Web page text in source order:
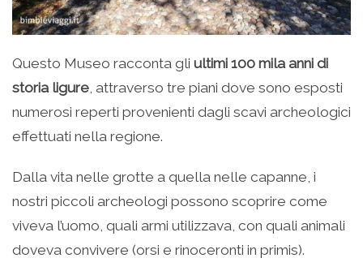
Questo Museo racconta gli ultimi 100 mila anni di
storia ligure , attraverso tre piani dove sono esposti
numerosi reperti provenienti dagli scavi archeologici
effettuati nella regione.
Dalla vita nelle grotte a quella nelle capanne, i
nostri piccoli archeologi possono scoprire come
viveva l’uomo, quali armi utilizzava, con quali animali
doveva convivere (orsi e rinoceronti in primis).